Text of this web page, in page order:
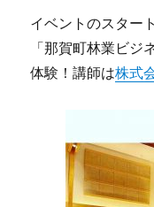
イベントのスター
「那賀町林業ビジ
体験！講師は株式